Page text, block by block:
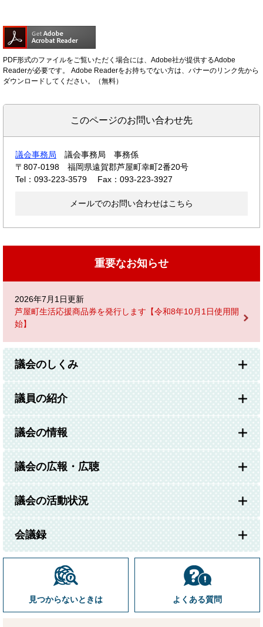
PDF形式のファイルをご覧いただく場合には、Adobe社が提供するAdobe
Readerが必要です。
Adobe Readerをお持ちでない方は、バナーのリンク先から
ダウンロードしてください。（無料）
このページのお問い合わせ先
議会事務局
議会事務局 事務係
〒807-0198
福岡県遠賀郡芦屋町幸町2番20号
Tel：093-223-3579
Fax：093-223-3927
メールでのお問い合わせはこちら
重要なお知らせ
2026年7月1日更新
芦屋町生活応援商品券を発行します【令和8年10月1日使用開
始】
議会のしくみ
議員の紹介
議会の情報
議会の広報・広聴
議会の活動状況
会議録
見つからないときは よくある質問